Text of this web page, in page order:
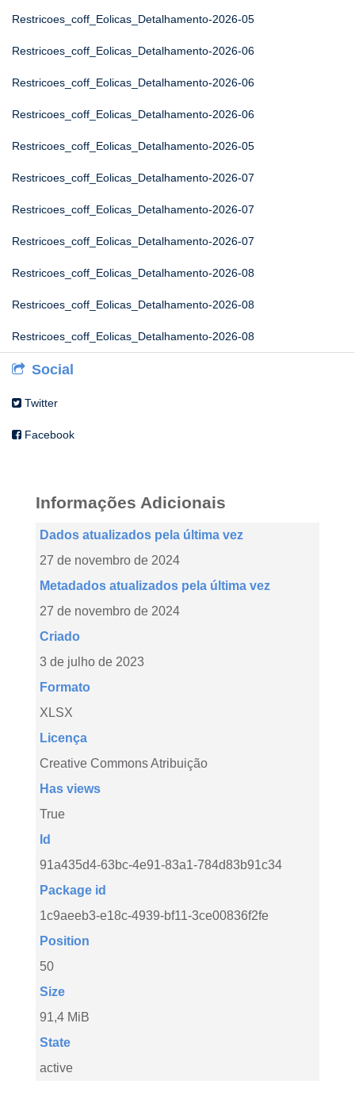
Restricoes_coff_Eolicas_Detalhamento-2026-05
Restricoes_coff_Eolicas_Detalhamento-2026-06
Restricoes_coff_Eolicas_Detalhamento-2026-06
Restricoes_coff_Eolicas_Detalhamento-2026-06
Restricoes_coff_Eolicas_Detalhamento-2026-05
Restricoes_coff_Eolicas_Detalhamento-2026-07
Restricoes_coff_Eolicas_Detalhamento-2026-07
Restricoes_coff_Eolicas_Detalhamento-2026-07
Restricoes_coff_Eolicas_Detalhamento-2026-08
Restricoes_coff_Eolicas_Detalhamento-2026-08
Restricoes_coff_Eolicas_Detalhamento-2026-08
Social
Twitter
Facebook
Informações Adicionais
Dados atualizados pela última vez
27 de novembro de 2024
Metadados atualizados pela última vez
27 de novembro de 2024
Criado
3 de julho de 2023
Formato
XLSX
Licença
Creative Commons Atribuição
Has views
True
Id
91a435d4-63bc-4e91-83a1-784d83b91c34
Package id
1c9aeeb3-e18c-4939-bf11-3ce00836f2fe
Position
50
Size
91,4 MiB
State
active